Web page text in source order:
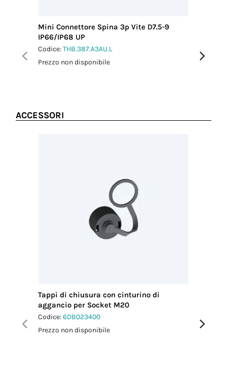
Mini Connettore Spina 3p Vite D7.5-9
IP66/IP68 UP
Codice:THB.387.A3AU.L
Prezzo non disponibile
Prezzo
ACCESSORI
Tappi di chiusura con cinturino di
aggancio per Socket M20
Codice:6DB023400
Prezzo non disponibile
Prezzo